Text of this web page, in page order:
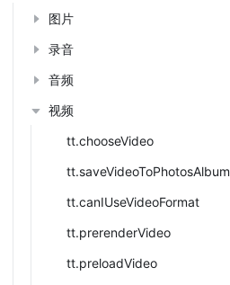
图片
录音
音频
视频
tt.chooseVideo
tt.saveVideoToPhotosAlbum
tt.canIUseVideoFormat
tt.prerenderVideo
tt.preloadVideo